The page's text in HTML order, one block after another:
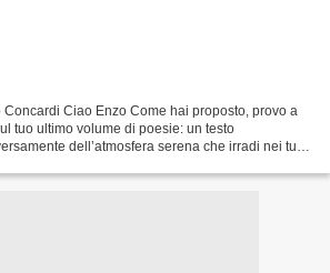
Ciao Enzo Come hai proposto, provo a
tuo ultimo volume di poesie: un testo
dell’atmosfera serena che irradi nei tuoi